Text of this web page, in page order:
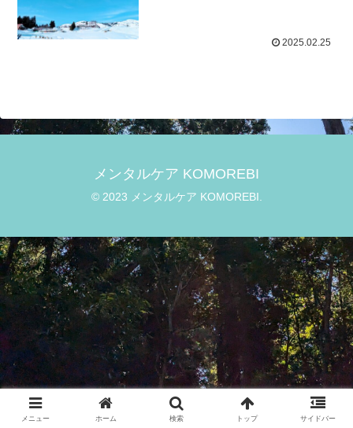
2025.02.25
メンタルケア KOMOREBI
© 2023 メンタルケア KOMOREBI.
メニュー ホーム 検索 トップ サイドバー